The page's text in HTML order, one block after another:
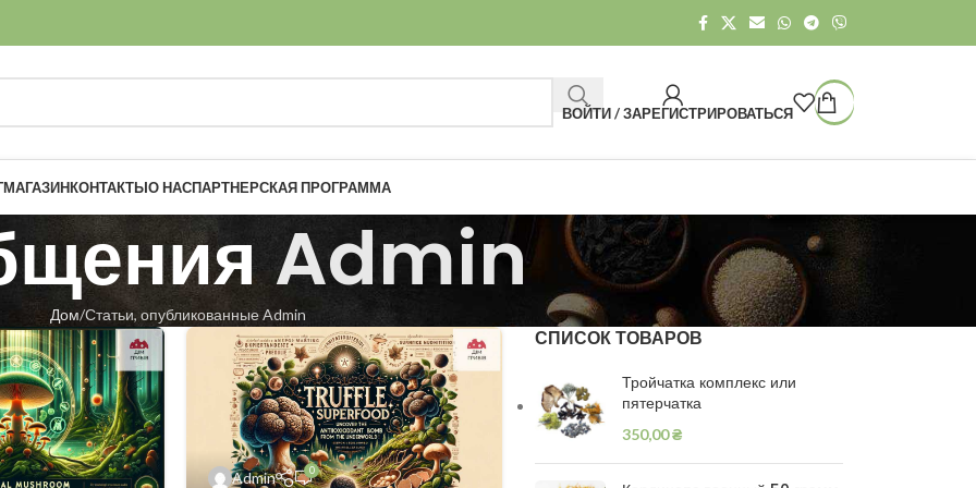
ВОЙТИ / ЗАРЕГИСТРИРОВАТЬСЯ
МАГАЗИНКОНТАКТЫО НАСПАРТНЕРСКАЯ ПРОГРАММА
Admin
Дом Статьи, опубликованные Admin
Admin 0
СПИСОК ТОВАРОВ
Тройчатка комплекс или
пятерчатка
350,00₴